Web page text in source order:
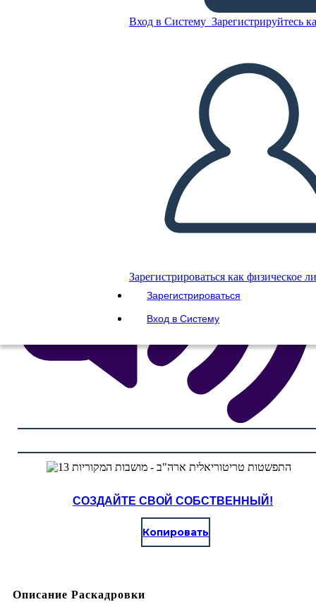
Вход в Систему Зарегистрируйтесь
Зарегистрироваться как физическое
Зарегистрироваться
Вход в Систему
Скопируйте эту раскадровку
СОЗДАТЬ РАСКАДРОВКУ
ВОСПРОИЗВЕСТИ СЛАЙД-ШОУ
ПОЧИТАЙ МНЕ
СОЗДАЙТЕ СВОЙ СОБСТВЕННЫЙ!
Копировать
Описание Раскадровки